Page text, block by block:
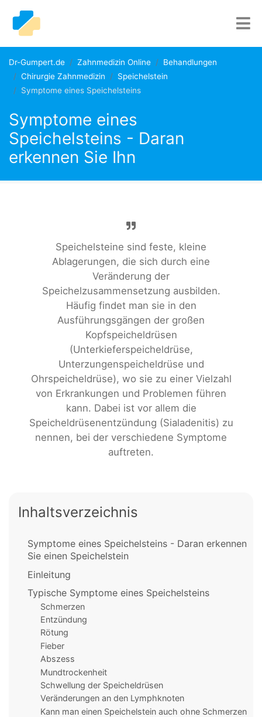
Dr-Gumpert.de Zahnmedizin Online
Behandlungen
Chirurgie Zahnmedizin
Speichelstein
Symptome eines Speichelsteins
Symptome eines
Speichelsteins - Daran
erkennen Sie Ihn
Speichelsteine sind feste, kleine
Ablagerungen, die sich durch eine
Veränderung der
Speichelzusammensetzung ausbilden.
Häufig findet man sie in den
Ausführungsgängen der großen
Kopfspeicheldrüsen
(Unterkieferspeicheldrüse,
Unterzungenspeicheldrüse und
Ohrspeicheldrüse), wo sie zu einer Vielzahl
von Erkrankungen und Problemen führen
kann. Dabei ist vor allem die
Speicheldrüsenentzündung (Sialadenitis) zu
nennen, bei der verschiedene Symptome
auftreten.
Inhaltsverzeichnis
Symptome eines Speichelsteins - Daran erkennen
Sie einen Speichelstein
Einleitung
Typische Symptome eines Speichelsteins
Schmerzen
Entzündung
Rötung
Fieber
Abszess
Mundtrockenheit
Schwellung der Speicheldrüsen
Veränderungen an den Lymphknoten
Kann man einen Speichelstein auch ohne Schmerzen